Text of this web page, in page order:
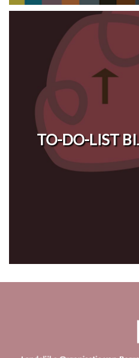
TO-DO-LIST